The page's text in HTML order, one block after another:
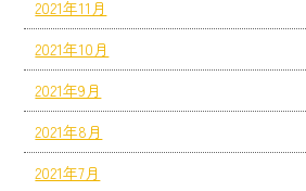
2021年11月
2021年10月
2021年9月
2021年8月
2021年7月